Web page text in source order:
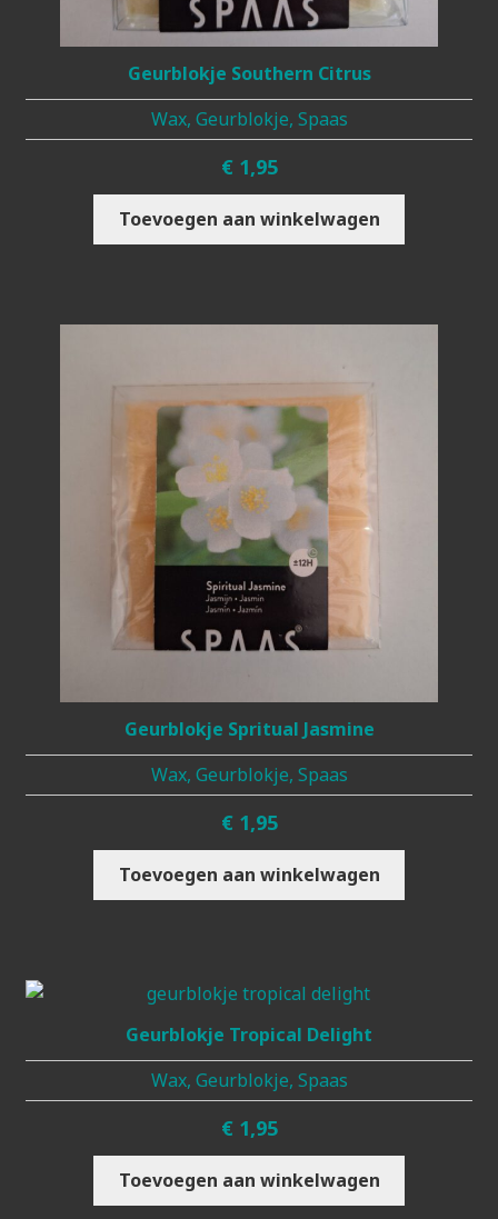
Geurblokje Southern Citrus
Wax, Geurblokje, Spaas
€ 1,95
Toevoegen aan winkelwagen
Geurblokje Spritual Jasmine
Wax, Geurblokje, Spaas
€ 1,95
Toevoegen aan winkelwagen
Geurblokje Tropical Delight
Wax, Geurblokje, Spaas
€ 1,95
Toevoegen aan winkelwagen